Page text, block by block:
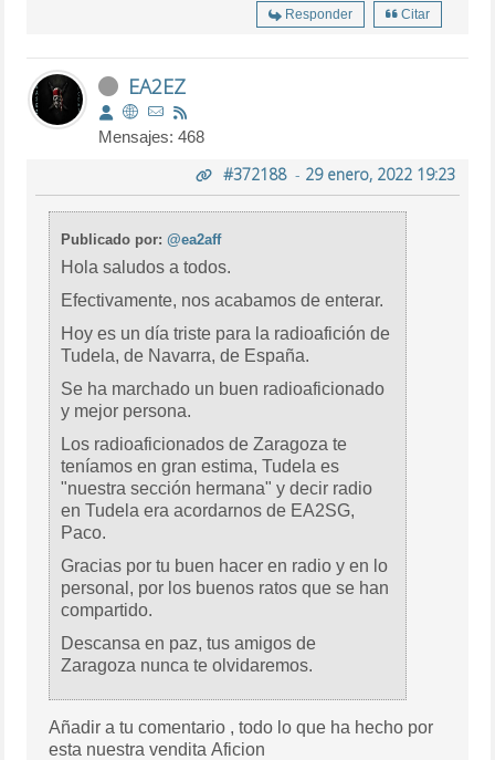
Responder Citar
EA2EZ
Mensajes: 468
#372188- 29 enero, 2022 19:23
Publicado por:@ea2aff
Hola saludos a todos.
Efectivamente, nos acabamos de enterar.
Hoy es un día triste para la radioafición de
Tudela, de Navarra, de España.
Se ha marchado un buen radioaficionado
y mejor persona.
Los radioaficionados de Zaragoza te
teníamos en gran estima, Tudela es
"nuestra sección hermana" y decir radio
en Tudela era acordarnos de EA2SG,
Paco.
Gracias por tu buen hacer en radio y en lo
personal, por los buenos ratos que se han
compartido.
Descansa en paz, tus amigos de
Zaragoza nunca te olvidaremos.
Añadir a tu comentario , todo lo que ha hecho por
esta nuestra vendita Aficion